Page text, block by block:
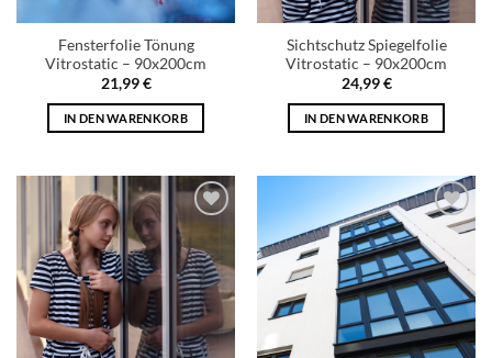
Fensterfolie Tönung
Vitrostatic – 90x200cm
21,99€
IN DEN WARENKORB
Sichtschutz Spiegelfolie
Vitrostatic – 90x200cm
24,99€
IN DEN WARENKORB
wishlist
Add to
wishlist